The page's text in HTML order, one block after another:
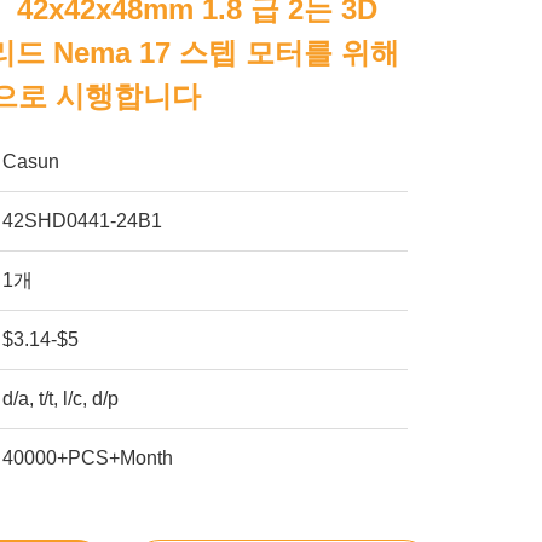
42x42x48mm 1.8 급 2는 3D
드 Nema 17 스텝 모터를 위해
로 시행합니다
Casun
42SHD0441-24B1
1개
$3.14-$5
d/a, t/t, l/c, d/p
40000+PCS+Month